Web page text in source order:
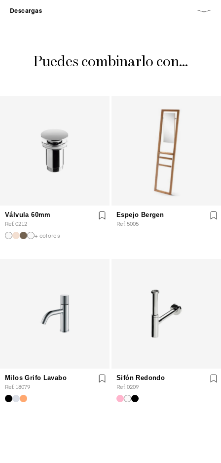
Descargas
Puedes combinarlo con...
Válvula 60mm
Ref. 0212
+ colores
Espejo Bergen
Ref. 5005
Milos Grifo Lavabo
Ref. 18079
Sifón Redondo
Ref. 0209